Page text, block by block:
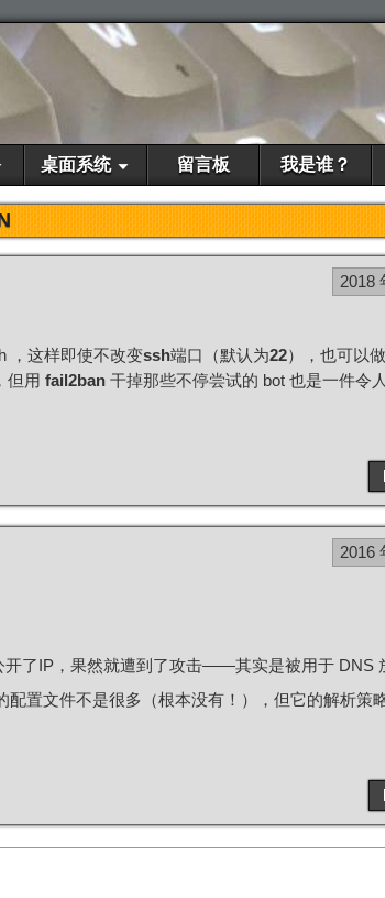
桌面系统 留言板 我是谁？
2018
，这样即使不改变ssh端口（默认为22），也可以
但用 fail2ban 干掉那些不停尝试的 bot 也是一件令
2016
了IP，果然就遭到了攻击——其实是被用于 DNS
置文件不是很多（根本没有！），但它的解析策